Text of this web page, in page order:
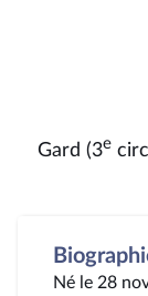
Gard (3e
Né le 28